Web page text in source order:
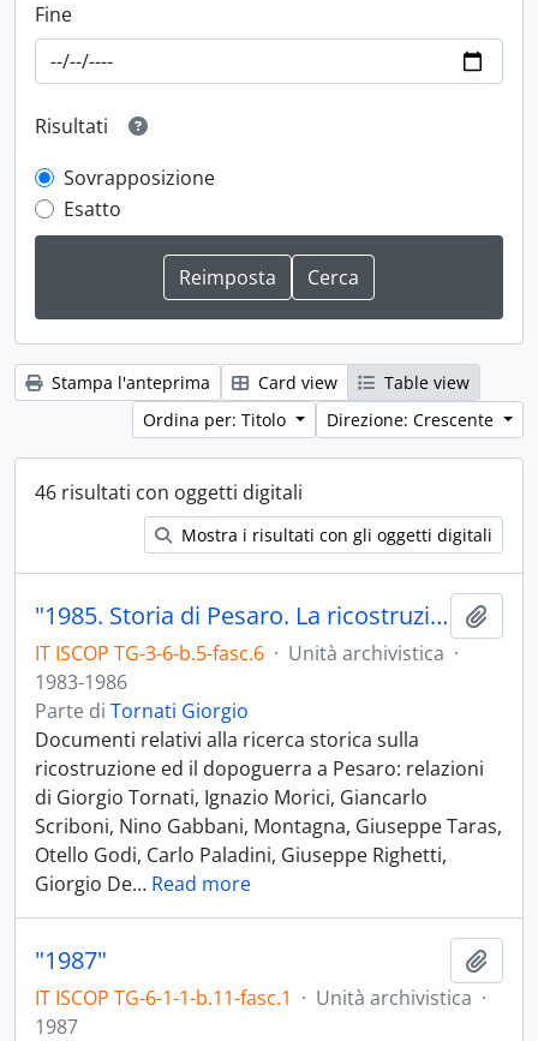
Fine
Risultati
Sovrapposizione
Esatto
Stampa l'anteprima Card view
Table view
Ordina per: Titolo
Direzione: Crescente
46 risultati con oggetti digitali
Mostra i risultati con gli oggetti digitali
"1985. Storia di Pesaro. La ricostruzione. Il dopoguerra"
IT ISCOP TG-3-6-b.5-fasc.6 · Unità archivistica ·
1983-1986
Parte di Tornati Giorgio
Documenti relativi alla ricerca storica sulla
ricostruzione ed il dopoguerra a Pesaro: relazioni
di Giorgio Tornati, Ignazio Morici, Giancarlo
Scriboni, Nino Gabbani, Montagna, Giuseppe Taras,
Otello Godi, Carlo Paladini, Giuseppe Righetti,
Giorgio De… Read more
"1987"
IT ISCOP TG-6-1-1-b.11-fasc.1 · Unità archivistica ·
1987